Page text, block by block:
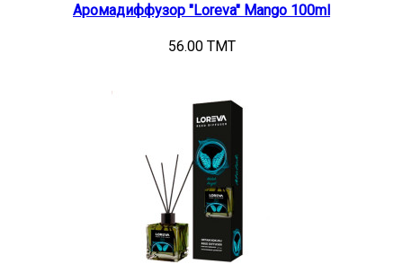
Аромадиффузор "Loreva" Mango 100ml
56.00 TMT